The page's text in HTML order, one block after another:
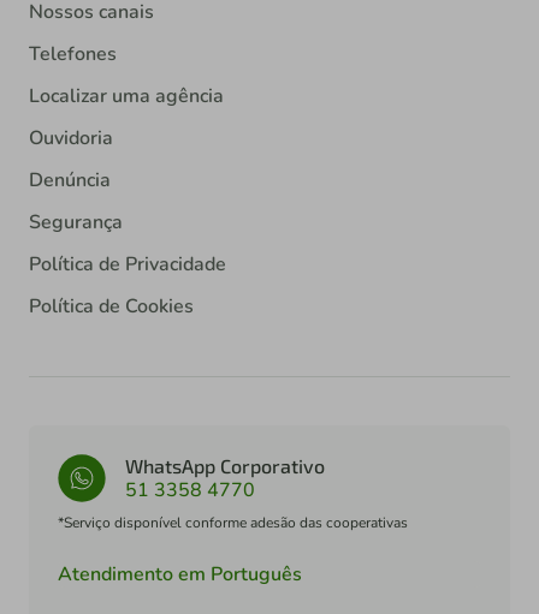
Nossos canais
Telefones
Localizar uma agência
Ouvidoria
Denúncia
Segurança
Política de Privacidade
Política de Cookies
WhatsApp Corporativo
51 3358 4770
*Serviço disponível conforme adesão das cooperativas
Atendimento em Português